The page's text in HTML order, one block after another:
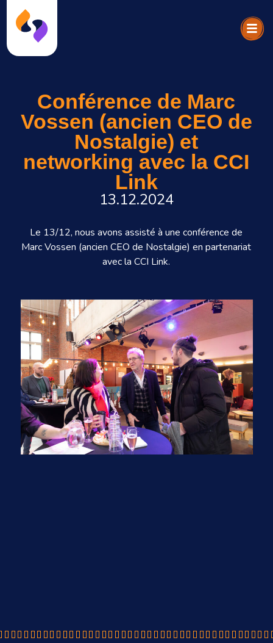
Conférence de Marc
Vossen (ancien CEO de
Nostalgie) et
networking avec la CCI
Link
13.12.2024
Le 13/12, nous avons assisté à une conférence de
Marc Vossen (ancien CEO de Nostalgie) en partenariat
avec la CCI Link.